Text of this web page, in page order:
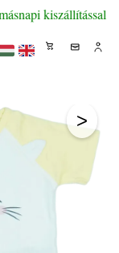
kiszállítással
>